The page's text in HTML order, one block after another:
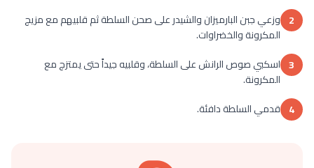
2 وزعي جبن البارميزان والشيدر على صحن السلطة ثم قلبيهم مع مزيج
المكرونة والخضراوات.
3 اسكبي صوص الرانش على السلطة، وقلبيه جيداً حتى يمتزج مع
المكرونة.
4 قدمي السلطة دافئة.